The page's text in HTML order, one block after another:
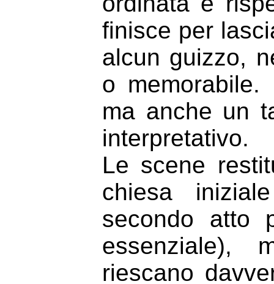
finisce per
alcun guizzo,
o memorabile.
ma anche un
interpretativo.
Le scene
chiesa
secondo atto
essenziale),
riescano